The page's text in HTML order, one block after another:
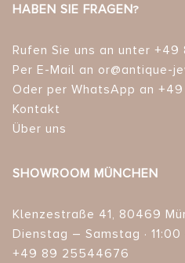
HABEN SIE FRAGEN?
Rufen Sie uns an unter
Per E-Mail an or@antique-
Oder per WhatsApp an
Kontakt
Über uns
SHOWROOM MÜNCHEN
Klenzestraße 41, 80469
Dienstag – Samstag ·
+49 89 25544676